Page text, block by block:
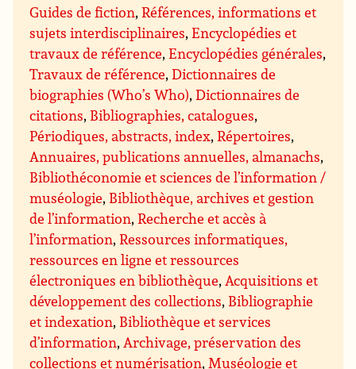
Guides de fiction,Références, informations et
sujets interdisciplinaires,Encyclopédies et
travaux de référence,Encyclopédies générales,
Travaux de référence,Dictionnaires de
biographies (Who’s Who),Dictionnaires de
citations, Bibliographies, catalogues,
Périodiques, abstracts, index,Répertoires,
Annuaires, publications annuelles, almanachs,
Bibliothéconomie et sciences de l’information /
muséologie, Bibliothèque, archives et gestion
de l’information,Recherche et accès à
l’information,Ressources informatiques,
ressources en ligne et ressources
électroniques en bibliothèque,Acquisitions et
développement des collections, Bibliographie
et indexation, Bibliothèque et services
d’information,Archivage, préservation des
collections et numérisation,Muséologie et